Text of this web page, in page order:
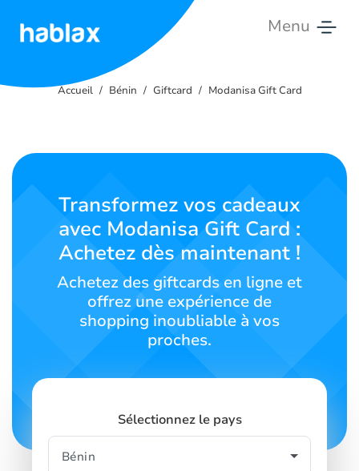
Menu
Tarifs
Contactez-
nous
Français
SIGN UP
Accueil Bénin Giftcard Modanisa Gift Card
Transformez vos cadeaux
avec Modanisa Gift Card :
Achetez dès maintenant !
Achetez des giftcards en ligne et
offrez une expérience de
shopping inoubliable à vos
proches.
Sélectionnez le pays